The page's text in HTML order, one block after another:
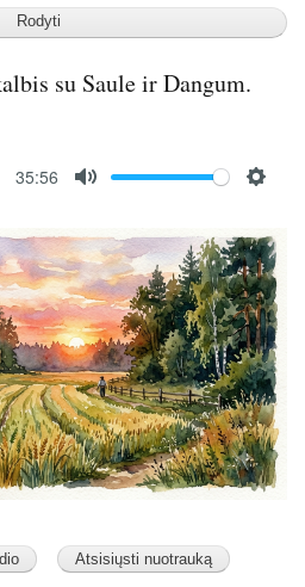
su Saule ir Dangum.
35:56
t
e
t
t
i
n
g
s